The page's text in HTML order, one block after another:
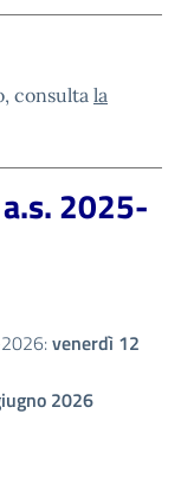
consulta la
2025-
venerdì 12
2026